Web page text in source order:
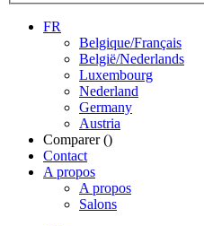
FR
Belgique/Français
België/Nederlands
Luxembourg
Nederland
Germany
Austria
Comparer ()
Contact
A propos
A propos
Salons